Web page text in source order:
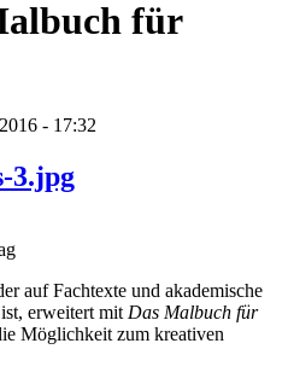
für
- 17:32
3.jpg
auf Fachtexte und akademische
erweitert mit Das Malbuch für
Möglichkeit zum kreativen